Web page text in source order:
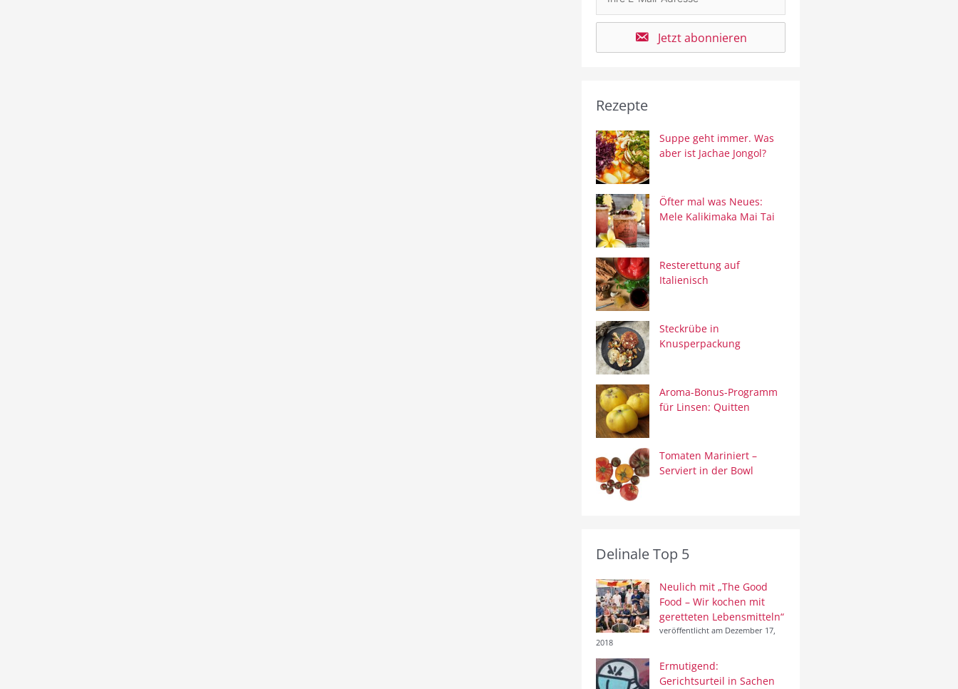
Jetzt abonnieren
Rezepte
Suppe geht immer. Was
aber ist Jachae Jongol?
Öfter mal was Neues:
Mele Kalikimaka Mai Tai
Resterettung auf
Italienisch
Steckrübe in
Knusperpackung
Aroma-Bonus-Programm
für Linsen: Quitten
Tomaten Mariniert –
Serviert in der Bowl
Delinale Top 5
Neulich mit „The Good
Food – Wir kochen mit
geretteten Lebensmitteln“
veröffentlicht am Dezember 17,
2018
Ermutigend:
Gerichtsurteil in Sachen